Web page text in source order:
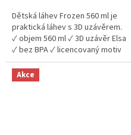
5
hvězdiček.
Dětská láhev Frozen 560 ml je
praktická láhev s 3D uzávěrem.
✓ objem 560 ml ✓ 3D uzávěr Elsa
✓ bez BPA ✓ licencovaný motiv
Frozen 👉 Více produktů Frozen
Akce